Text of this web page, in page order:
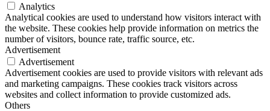
Analytics
Analytical cookies are used to understand how visitors interact with
the website. These cookies help provide information on metrics the
number of visitors, bounce rate, traffic source, etc.
Advertisement
Advertisement
Advertisement cookies are used to provide visitors with relevant ads
and marketing campaigns. These cookies track visitors across
websites and collect information to provide customized ads.
Others